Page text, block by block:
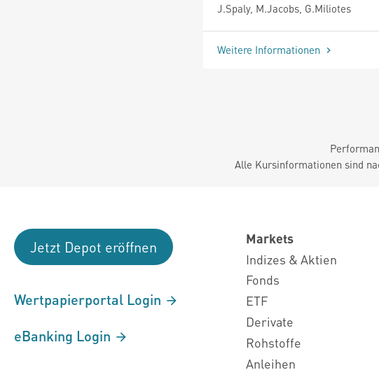
J.Spaly, M.Jacobs, G.Miliotes
Weitere Informationen
Alle Kursinformationen sind
Jetzt Depot eröffnen
Wertpapierportal Login
eBanking Login
Markets
Indizes & Aktien
Fonds
ETF
Derivate
Rohstoffe
Anleihen